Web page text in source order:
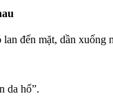
đến mặt, dần
da hổ”.